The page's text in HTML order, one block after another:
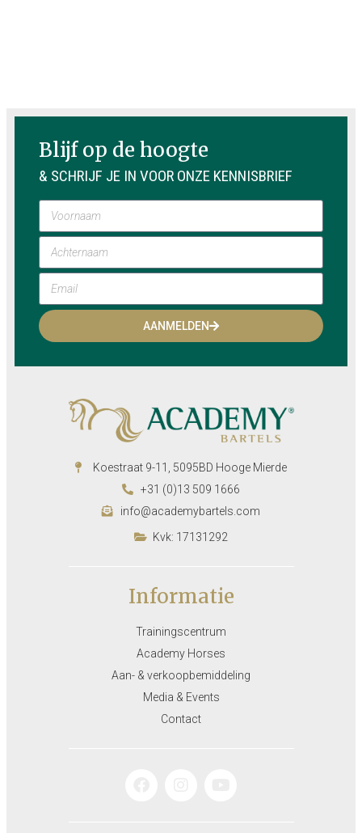
Blijf op de hoogte
& SCHRIJF JE IN VOOR ONZE KENNISBRIEF
AANMELDEN
Koestraat 9-11, 5095BD Hooge Mierde
+31 (0)13 509 1666
info@academybartels.com
Kvk: 17131292
Informatie
Trainingscentrum
Academy Horses
Aan- & verkoopbemiddeling
Media & Events
Contact